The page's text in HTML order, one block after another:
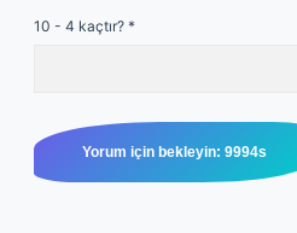
10 - 4 kaçtır? *